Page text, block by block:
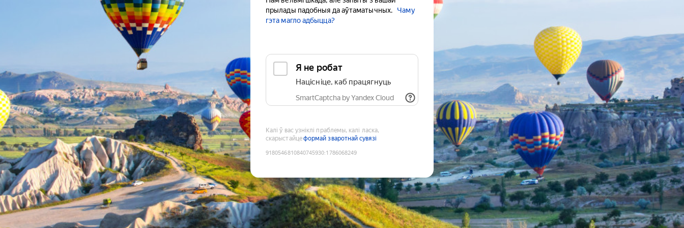
прылады падобныя да аўтаматычных.
Чаму
гэта магло адбыцца?
Я не робат
Націсніце, каб працягнуць
SmartCaptcha by Yandex Cloud
Калі ў вас узніклі праблемы, калі ласка,
скарыстайцеформай зваротнай сувязі
9180546810840745930:1786068249